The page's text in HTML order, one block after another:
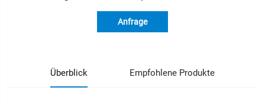
Anfrage
Überblick Empfohlene Produkte